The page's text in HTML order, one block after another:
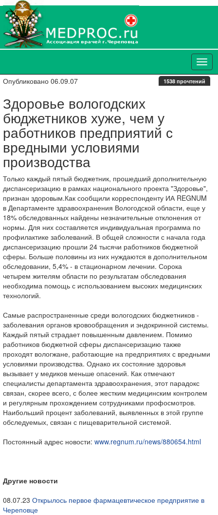
Опубликовано 06.09.07 1538 прочтений
Здоровье вологодских
бюджетников хуже, чем у
работников предприятий с
вредными условиями
производства
Только каждый пятый бюджетник, прошедший дополнительную
диспансеризацию в рамках национального проекта "Здоровье",
признан здоровым.Как сообщили корреспонденту ИА REGNUM
в Департаменте здравоохранения Вологодской области, еще у
18% обследованных найдены незначительные отклонения от
нормы. Для них составляется индивидуальная программа по
профилактике заболеваний. В общей сложности с начала года
диспансеризацию прошли 24 тысячи работников бюджетной
сферы. Больше половины из них нуждаются в дополнительном
обследовании, 5,4% - в стационарном лечении. Сорока
четырем жителям области по результатам обследования
необходима помощь с использованием высоких медицинских
технологий.
Самые распространенные среди вологодских бюджетников -
заболевания органов кровообращения и эндокринной системы.
Каждый пятый страдает повышенным давлением. Помимо
работников бюджетной сферы диспансеризацию также
проходят вологжане, работающие на предприятиях с вредными
условиями производства. Однако их состояние здоровья
вызывает у медиков меньше опасений. Как отмечают
специалисты департамента здравоохранения, этот парадокс
связан, скорее всего, с более жестким медицинским контролем
и регулярным прохождением сотрудниками профосмотров.
Наибольший процент заболеваний, выявленных в этой группе
обследуемых, связан с пищеварительной системой.
Постоянный адрес новости: www.regnum.ru/news/880654.html
Другие новости
08.07.23 Открылось первое фармацевтическое предприятие в
Череповце